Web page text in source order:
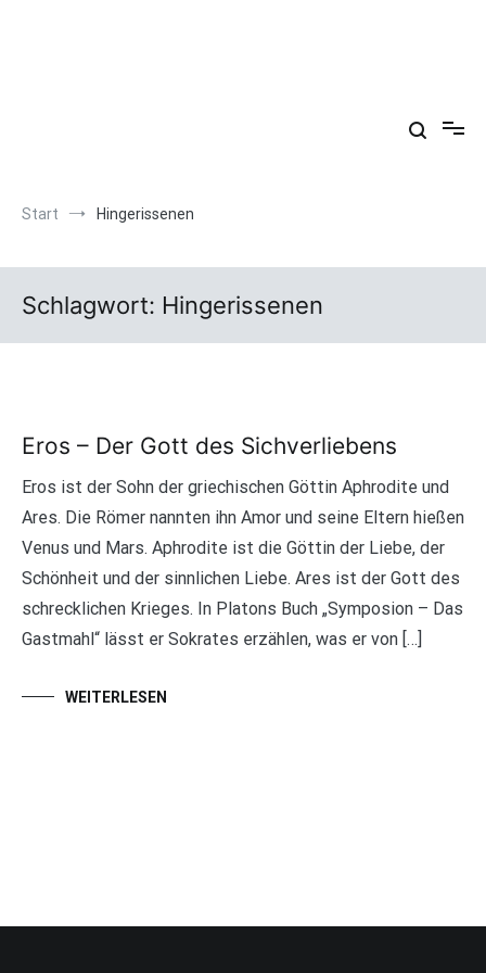
Start Hingerissenen
Schlagwort: Hingerissenen
Eros – Der Gott des Sichverliebens
Eros ist der Sohn der griechischen Göttin Aphrodite und
Ares. Die Römer nannten ihn Amor und seine Eltern hießen
Venus und Mars. Aphrodite ist die Göttin der Liebe, der
Schönheit und der sinnlichen Liebe. Ares ist der Gott des
schrecklichen Krieges. In Platons Buch „Symposion – Das
Gastmahl“ lässt er Sokrates erzählen, was er von […]
WEITERLESEN